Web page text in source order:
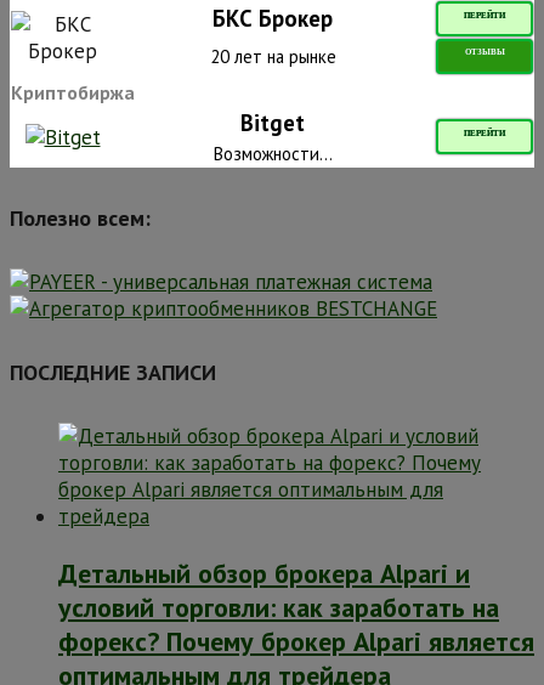
БКС Брокер ПЕРЕЙТИ
20 лет на рынке ОТЗЫВЫ
Криптобиржа
Bitget ПЕРЕЙТИ
Возможности...
Полезно всем:
ПОСЛЕДНИЕ ЗАПИСИ
Детальный обзор брокера Alpari и
условий торговли: как заработать на
форекс? Почему брокер Alpari является
оптимальным для трейдера